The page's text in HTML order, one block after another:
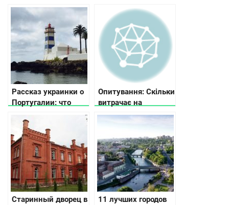
Рассказ украинки о
Португалии: что
людях, работе и еде
Опитування: Скільки
витрачає на
відпочинок
Старинный дворец в
11 лучших городов